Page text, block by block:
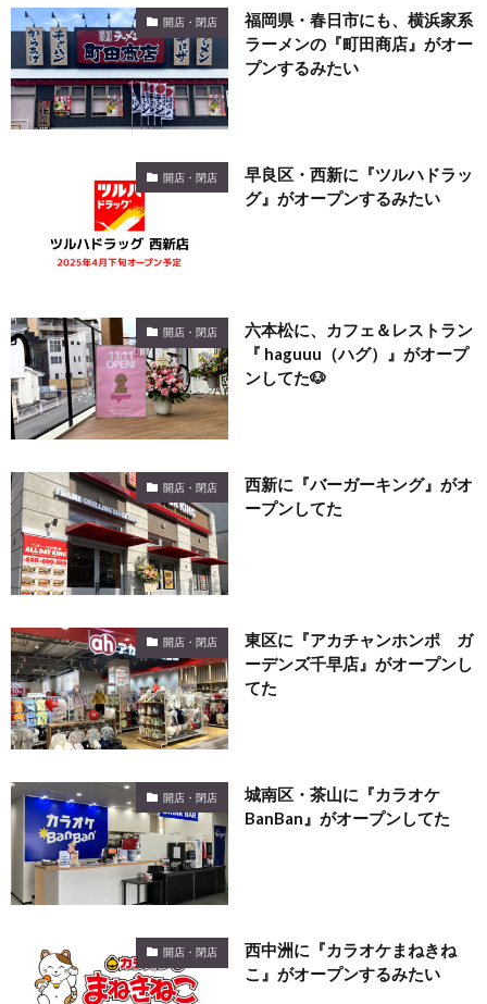
開店・閉店
福岡県・春日市にも、横浜家系
ラーメンの『町田商店』がオー
プンするみたい
開店・閉店
早良区・西新に『ツルハドラッ
グ』がオープンするみたい
開店・閉店
六本松に、カフェ＆レストラン
『 haguuu（ハグ）』がオープ
ンしてた🐶
開店・閉店
西新に『バーガーキング』がオ
ープンしてた
開店・閉店
東区に『アカチャンホンポ ガ
ーデンズ千早店』がオープンし
てた
開店・閉店
城南区・茶山に『カラオケ
BanBan』がオープンしてた
開店・閉店
西中洲に『カラオケまねきね
こ』がオープンするみたい